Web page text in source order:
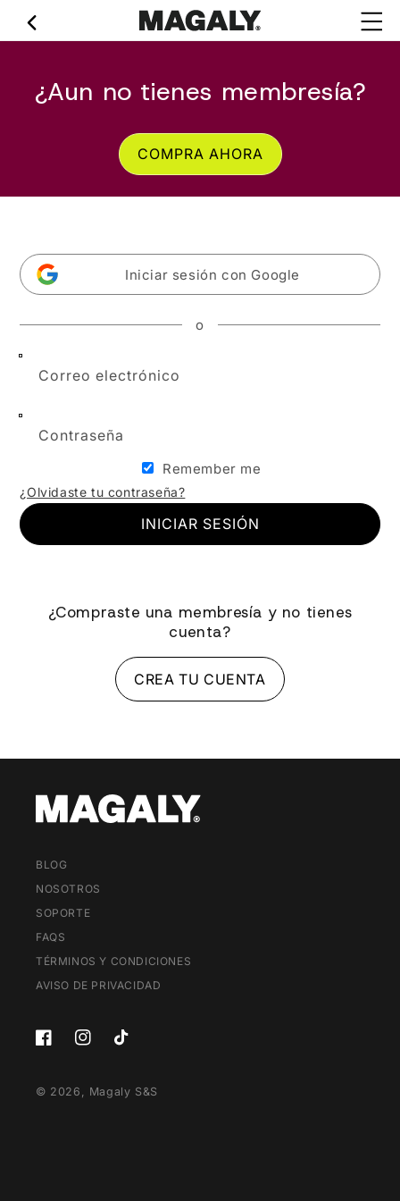
directamente
al contenido
¿Aun no tienes membresía?
COMPRA AHORA
Iniciar sesión con Google
o
Correo electrónico
Contraseña
Remember me
¿Olvidaste tu contraseña?
INICIAR SESIÓN
¿Compraste una membresía y no tienes
cuenta?
CREA TU CUENTA
BLOG
NOSOTROS
SOPORTE
FAQS
TÉRMINOS Y CONDICIONES
AVISO DE PRIVACIDAD
FacebookInstagramTikTok
© 2026, Magaly S&S